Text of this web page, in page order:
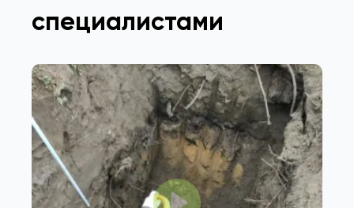
специалистами